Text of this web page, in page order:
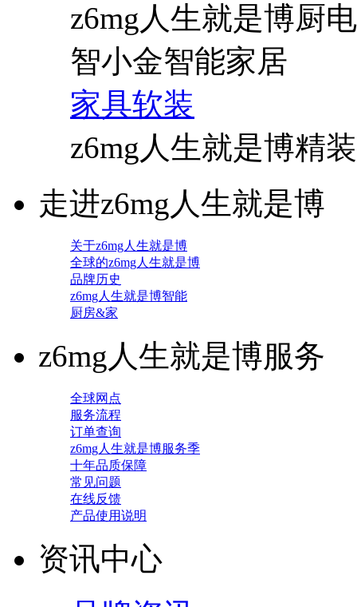
z6mg人生就是博厨电
智小金智能家居
家具软装
z6mg人生就是博精装
走进z6mg人生就是博
关于z6mg人生就是博
全球的z6mg人生就是博
品牌历史
z6mg人生就是博智能
厨房&家
z6mg人生就是博服务
全球网点
服务流程
订单查询
z6mg人生就是博服务季
十年品质保障
常见问题
在线反馈
产品使用说明
资讯中心